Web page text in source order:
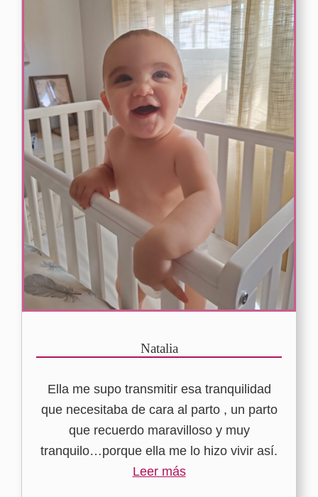
Natalia
Ella me supo transmitir esa tranquilidad
que necesitaba de cara al parto , un parto
que recuerdo maravilloso y muy
tranquilo…porque ella me lo hizo vivir así.
Leer más